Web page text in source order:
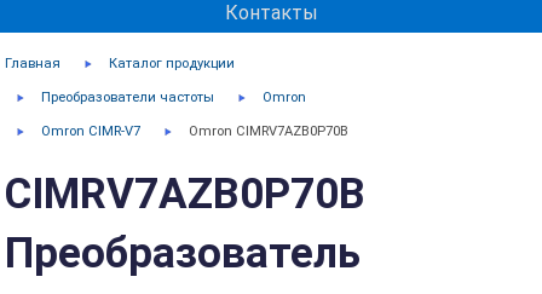
Контакты
Главная Каталог продукции
Преобразователи частоты Omron
Omron CIMR-V7 Omron CIMRV7AZB0P70B
CIMRV7AZB0P70B
Преобразователь